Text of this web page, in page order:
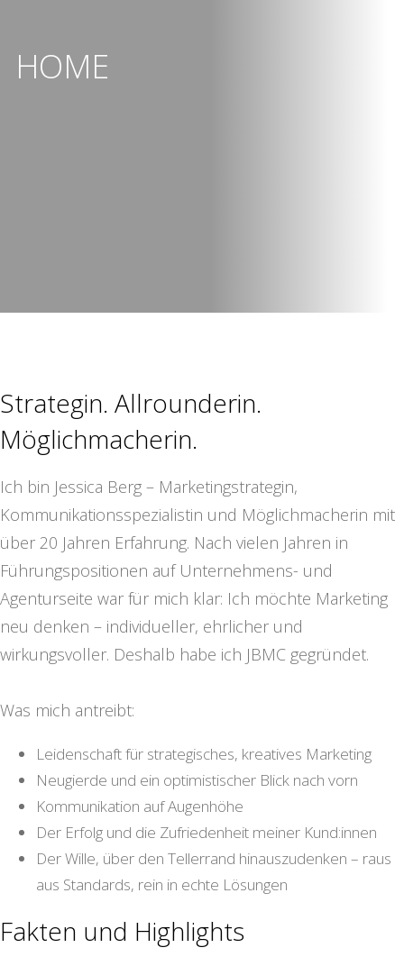
HOME
Strategin. Allrounderin.
Möglichmacherin.
Ich bin Jessica Berg – Marketingstrategin,
Kommunikationsspezialistin und Möglichmacherin mit
über 20 Jahren Erfahrung. Nach vielen Jahren in
Führungspositionen auf Unternehmens- und
Agenturseite war für mich klar: Ich möchte Marketing
neu denken – individueller, ehrlicher und
wirkungsvoller. Deshalb habe ich JBMC gegründet.
Was mich antreibt:
Leidenschaft für strategisches, kreatives Marketing
Neugierde und ein optimistischer Blick nach vorn
Kommunikation auf Augenhöhe
Der Erfolg und die Zufriedenheit meiner Kund:innen
Der Wille, über den Tellerrand hinauszudenken – raus
aus Standards, rein in echte Lösungen
Fakten und Highlights